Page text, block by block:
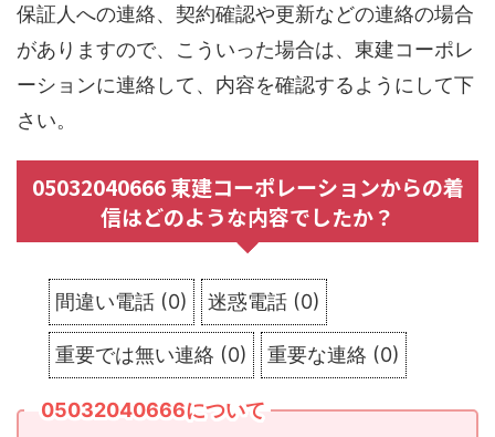
保証人への連絡、契約確認や更新などの連絡の場合
がありますので、こういった場合は、東建コーポレ
ーションに連絡して、内容を確認するようにして下
さい。
05032040666 東建コーポレーションからの着
信はどのような内容でしたか？
間違い電話 (0) 迷惑電話 (0)
重要では無い連絡 (0) 重要な連絡 (0)
05032040666について